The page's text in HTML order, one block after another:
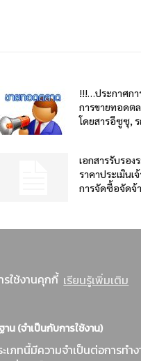
รใช้งานคุกกี้ เรียนรู้เพิ่มเติม
น (จำเป็นกับการใช้งาน)
เภทนี้มีความจำเป็นต่อการทำ
!!!…ประกาศกา
การขายทอดต
โดยสารอีซูซุ, ร
เอกสารรับรอง
ราคาประเมินเ
การจัดซื้อจัดจ้า
ที่อยู่ : 184 ถนนพระรามที่ 4 แข
กรุงเทพมหานคร 10110 ติดต่อ
ประเทศไทย Call center